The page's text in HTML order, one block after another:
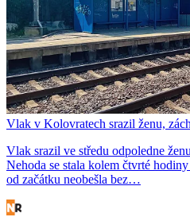
Vlak v Kolovratech srazil ženu,
Vlak srazil ve středu odpoledne
Nehoda se stala kolem čtvrté
od začátku neobešla bez…